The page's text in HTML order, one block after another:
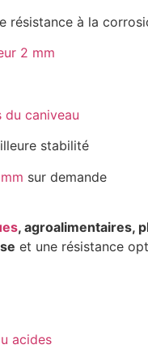
résistance à la
2 mm
caniveau
stabilité
sur demande
, agroalimentaires,
et une résistance
acides